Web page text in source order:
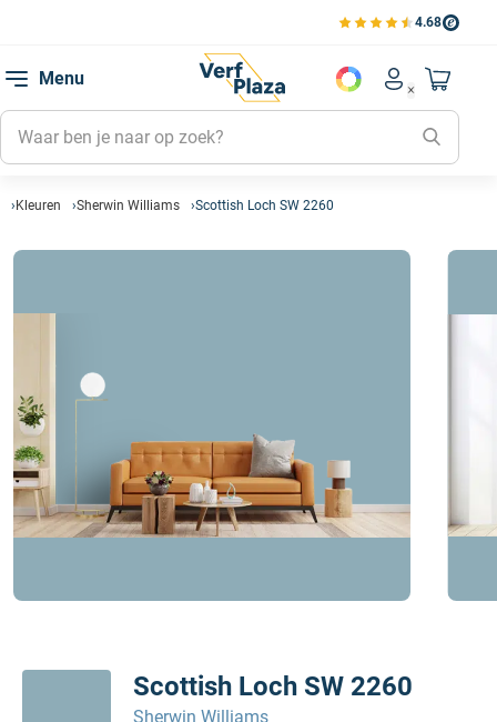
4.68
Bekijk de verfplaza
Menu
Account
Mijn
Mijn
Mijn
Naar
Kleuren Sherwin Williams Scottish Loch SW 2260
Scottish Loch SW 2260
Sherwin Williams